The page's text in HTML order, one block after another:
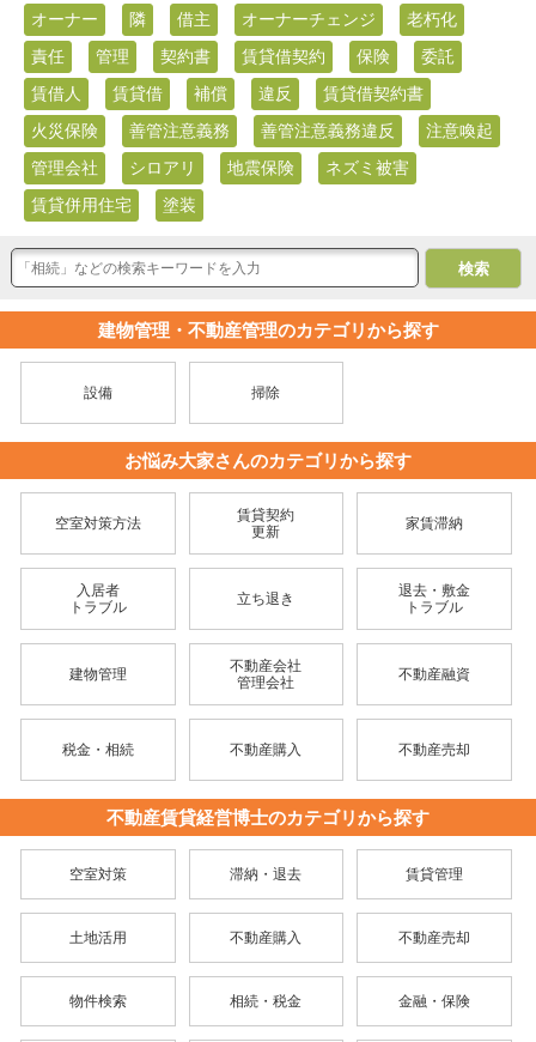
オーナー
隣 借主 オーナーチェンジ
老朽化
責任
管理 契約書 賃貸借契約 保険
委託
賃借人
賃貸借 補償 違反
賃貸借契約書
火災保険
善管注意義務 善管注意義務違反
注意喚起
管理会社
シロアリ 地震保険
ネズミ被害
賃貸併用住宅
塗装
建物管理・不動産管理のカテゴリから探す
設備 掃除
お悩み大家さんのカテゴリから探す
空室対策方法
賃貸契約
更新
家賃滞納
入居者
トラブル
立ち退き
退去・敷金
トラブル
建物管理
不動産会社
管理会社
不動産融資
税金・相続 不動産購入 不動産売却
不動産賃貸経営博士のカテゴリから探す
空室対策 滞納・退去 賃貸管理
土地活用 不動産購入 不動産売却
物件検索 相続・税金 金融・保険